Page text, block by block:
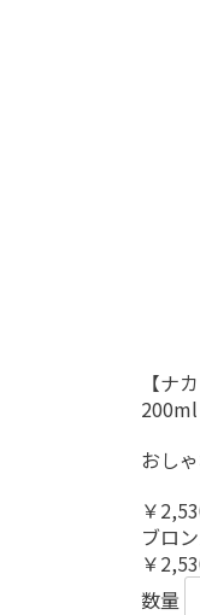
【ナ
200ml
おし
￥
ブロ
￥
数量